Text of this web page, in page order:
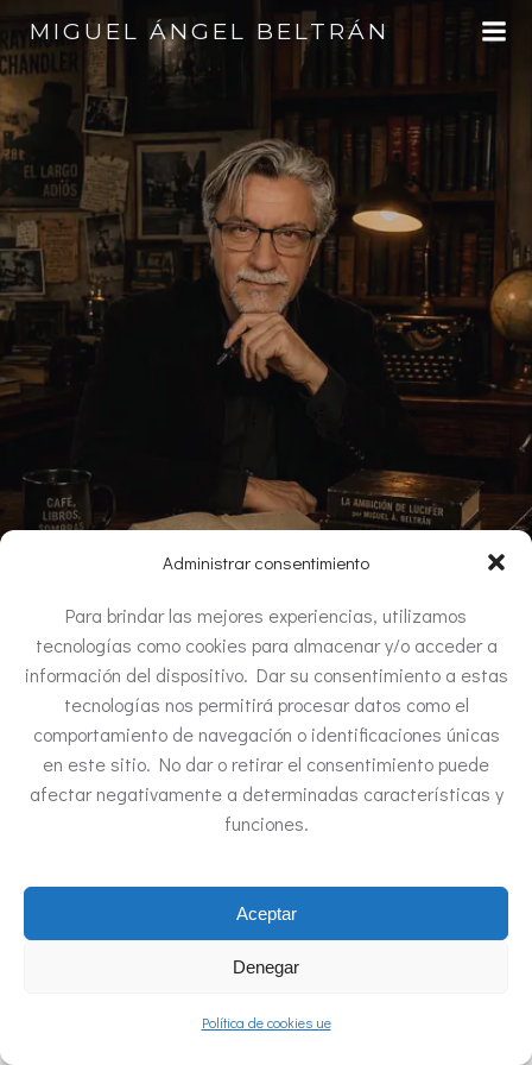
Administrar consentimiento
Para brindar las mejores experiencias, utilizamos
tecnologías como cookies para almacenar y/o acceder a
información del dispositivo. Dar su consentimiento a estas
tecnologías nos permitirá procesar datos como el
comportamiento de navegación o identificaciones únicas
en este sitio. No dar o retirar el consentimiento puede
afectar negativamente a determinadas características y
funciones.
Aceptar
Denegar
Política de cookies ue
Saltar
al
contenido
MIGUEL ÁNGEL BELTRÁN
No posts found
© 2026 MIGUEL ÁNGEL BELTRÁN. Created for free using
WordPress and